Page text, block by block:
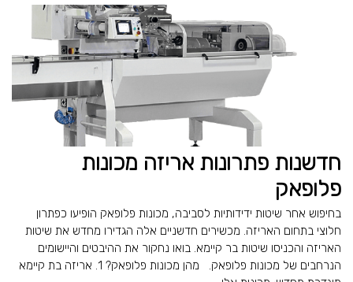
חדשנות פתרונות אריזה מכונות
פלופאק
בחיפוש אחר שיטות ידידותיות לסביבה, מכונות פלופאק הופיעו כפתרון
חלוצי בתחום האריזה. מכשירים חדשניים אלה הגדירו מחדש את שיטות
האריזה והכניסו שיטות בר קיימא. בואו נחקור את ההיבטים והיישומים
הנרחבים של מכונות פלופאק. מהן מכונות פלופאק? 1. אריזה בת קיימא